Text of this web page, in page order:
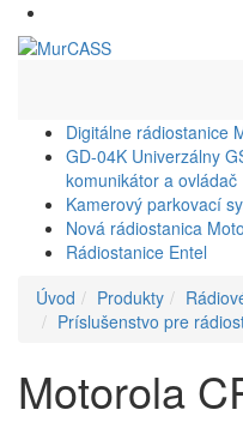
Digitálne rádiostanice
GD-04K Univerzálny
komunikátor a ovládač
Kamerový parkovací
Nová rádiostanica
Rádiostanice Entel
Úvod
Produkty
Príslušenstvo pre
Motorola